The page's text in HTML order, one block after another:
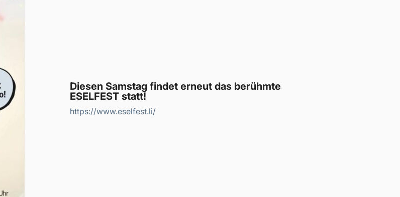
Diesen Samstag findet erneut das berühmte
ESELFEST statt!
https://www.eselfest.li/